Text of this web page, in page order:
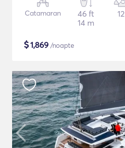
Catamaran
46 ft
14 m
12
$1,869 /noapte